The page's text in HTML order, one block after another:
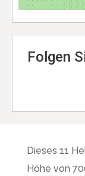
Folgen
Dieses 11
Höhe von